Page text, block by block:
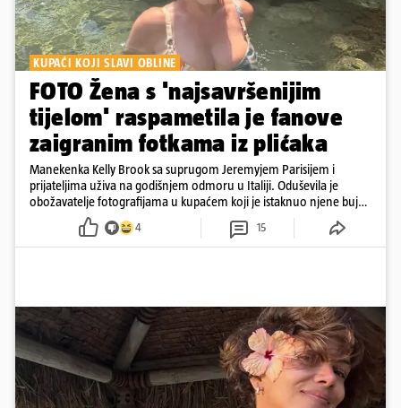
KUPAĆI KOJI SLAVI OBLINE
FOTO Žena s 'najsavršenijim
tijelom' raspametila je fanove
zaigranim fotkama iz plićaka
Manekenka Kelly Brook sa suprugom Jeremyjem Parisijem i
prijateljima uživa na godišnjem odmoru u Italiji. Oduševila je
obožavatelje fotografijama u kupaćem koji je istaknuo njene bujne
4 15